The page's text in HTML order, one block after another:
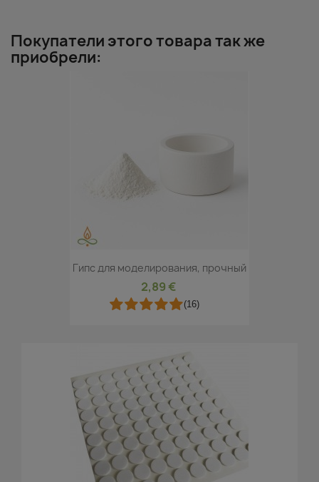
Покупатели этого товара так же
приобрели:
Гипс для моделирования, прочный
2,89 €
(16)